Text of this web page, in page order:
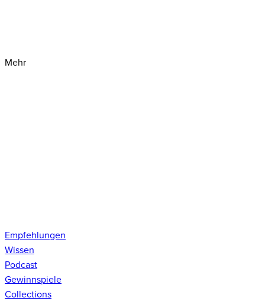
Mehr
Empfehlungen
Wissen
Podcast
Gewinnspiele
Collections